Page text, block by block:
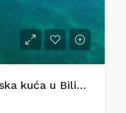
BEZ PROVIZIJE – Apartmanska kuća u Bilicama s uhodanim turističkim najmom